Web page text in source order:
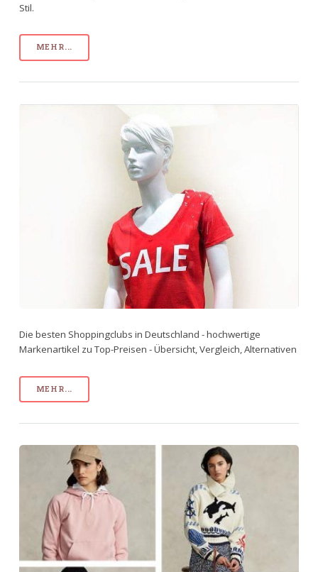
Stil.
MEHR...
Die besten Shoppingclubs in Deutschland - hochwertige
Markenartikel zu Top-Preisen - Übersicht, Vergleich, Alternativen
MEHR...